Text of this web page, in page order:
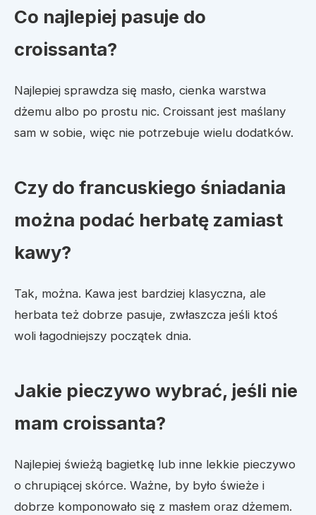
Co najlepiej pasuje do
croissanta?
Najlepiej sprawdza się masło, cienka warstwa
dżemu albo po prostu nic. Croissant jest maślany
sam w sobie, więc nie potrzebuje wielu dodatków.
Czy do francuskiego śniadania
można podać herbatę zamiast
kawy?
Tak, można. Kawa jest bardziej klasyczna, ale
herbata też dobrze pasuje, zwłaszcza jeśli ktoś
woli łagodniejszy początek dnia.
Jakie pieczywo wybrać, jeśli nie
mam croissanta?
Najlepiej świeżą bagietkę lub inne lekkie pieczywo
o chrupiącej skórce. Ważne, by było świeże i
dobrze komponowało się z masłem oraz dżemem.